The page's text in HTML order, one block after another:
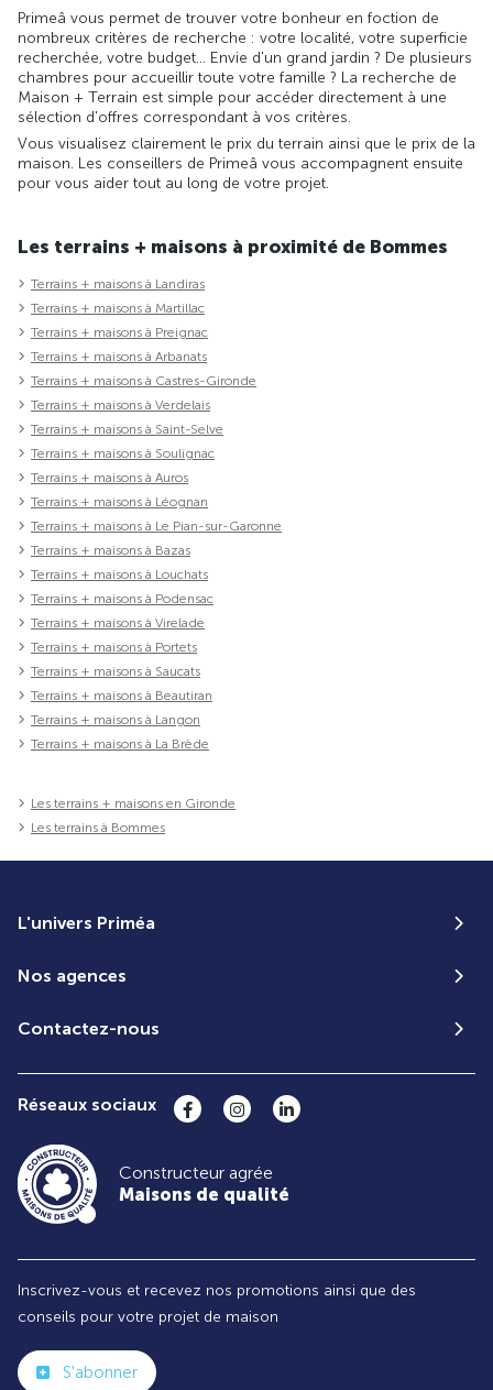
Primeâ vous permet de trouver votre bonheur en foction de
nombreux critères de recherche : votre localité, votre superficie
recherchée, votre budget... Envie d'un grand jardin ? De plusieurs
chambres pour accueillir toute votre famille ? La recherche de
Maison + Terrain est simple pour accéder directement à une
sélection d'offres correspondant à vos critères.
Vous visualisez clairement le prix du terrain ainsi que le prix de la
maison. Les conseillers de Primeâ vous accompagnent ensuite
pour vous aider tout au long de votre projet.
Les terrains + maisons à proximité de Bommes
Terrains + maisons à Landiras
Terrains + maisons à Martillac
Terrains + maisons à Preignac
Terrains + maisons à Arbanats
Terrains + maisons à Castres-Gironde
Terrains + maisons à Verdelais
Terrains + maisons à Saint-Selve
Terrains + maisons à Soulignac
Terrains + maisons à Auros
Terrains + maisons à Léognan
Terrains + maisons à Le Pian-sur-Garonne
Terrains + maisons à Bazas
Terrains + maisons à Louchats
Terrains + maisons à Podensac
Terrains + maisons à Virelade
Terrains + maisons à Portets
Terrains + maisons à Saucats
Terrains + maisons à Beautiran
Terrains + maisons à Langon
Terrains + maisons à La Brède
Les terrains + maisons en Gironde
Les terrains à Bommes
L'univers Priméa
Nos agences
Contactez-nous
Réseaux sociaux
Constructeur agrée
Maisons de qualité
Inscrivez-vous et recevez nos promotions ainsi que des
conseils pour votre projet de maison
S'abonner